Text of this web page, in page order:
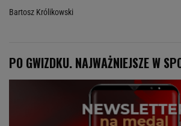
Bartosz Królikowski